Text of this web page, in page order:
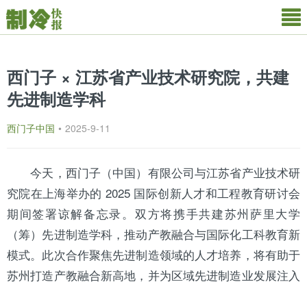
西门子 × 江苏省产业技术研究院，共建
先进制造学科
西门子中国 • 2025-9-11
今天， 西门子 （中国）有限公司与江苏省产业技术研
究院在上海举办的 2025 国际创新人才和工程教育研讨会
期间签署谅解备忘录。双方将携手共建苏州萨里大学
（筹）先进制造学科，推动产教融合与国际化工科教育新
模式。此次合作聚焦先进制造领域的人才培养，将有助于
苏州打造产教融合新高地，并为区域先进制造业发展注入